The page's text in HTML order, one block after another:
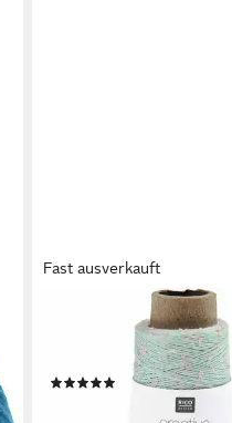
Fast ausverkauft
Creative make it Blümchen
Häkelwolle, 375 m
(6)